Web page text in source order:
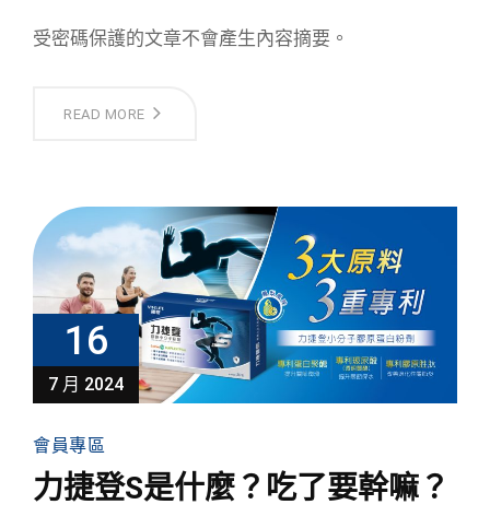
受密碼保護的文章不會產生內容摘要。
READ MORE
16
7 月 2024
會員專區
力捷登S是什麼？吃了要幹嘛？